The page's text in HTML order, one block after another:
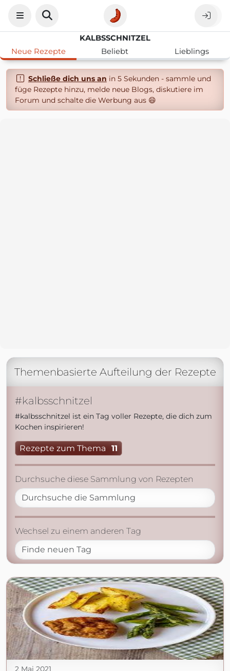
KALBSSCHNITZEL
Neue Rezepte
Beliebt Lieblings
Schließe dich uns an in 5 Sekunden - sammle und
füge Rezepte hinzu, melde neue Blogs, diskutiere im
Forum und schalte die Werbung aus 😄
Themenbasierte Aufteilung der Rezepte
#kalbsschnitzel
#kalbsschnitzel ist ein Tag voller Rezepte, die dich zum
Kochen inspirieren!
Rezepte zum Thema 11
Durchsuche diese Sammlung von Rezepten
Wechsel zu einem anderen Tag
2 Mai 2021